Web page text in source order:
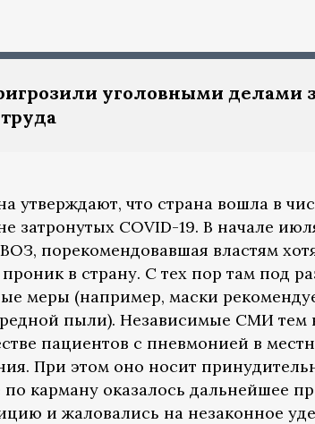
уголовными делами
утверждают, что страна вошла в
затронутых COVID-19. В начале
порекомендовавшая властям
в страну. С тех пор там под
меры (например, маски
пыли). Независимые СМИ тем
пациентов с пневмонией в
При этом оно носит
карману оказалось дальнейшее
и жаловались на незаконное